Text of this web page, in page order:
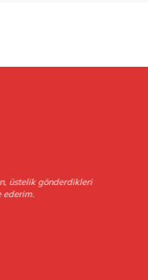
üstelik gönderdikleri
ederim.